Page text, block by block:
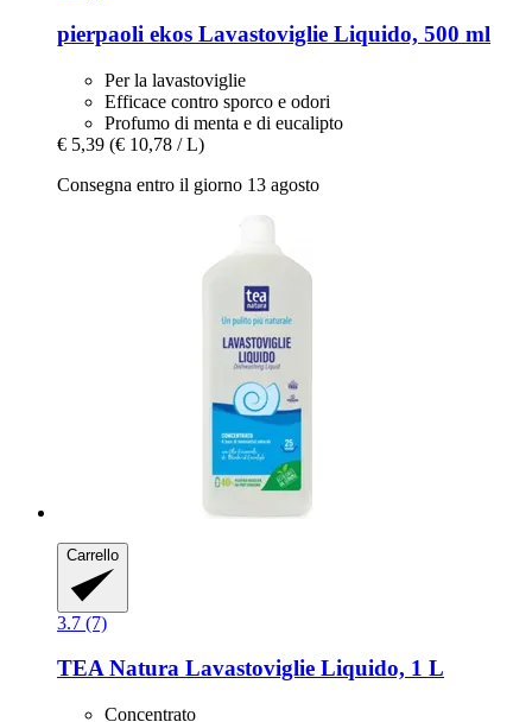
pierpaoli ekos Lavastoviglie Liquido, 500 ml
Per la lavastoviglie
Efficace contro sporco e odori
Profumo di menta e di eucalipto
€ 5,39 (€ 10,78 / L)
Consegna entro il giorno 13 agosto
Carrello
3.7 (7)
TEA Natura Lavastoviglie Liquido, 1 L
Concentrato